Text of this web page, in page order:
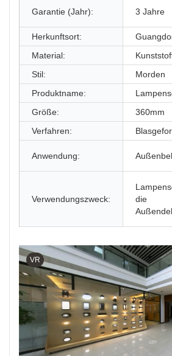
Garantie (Jahr): 3 Jahre
Herkunftsort:
Material:
Stil:
Morden
Produktname:
Größe:
360mm
Verfahren:
Anwendung:
Verwendungszweck:
die
VR